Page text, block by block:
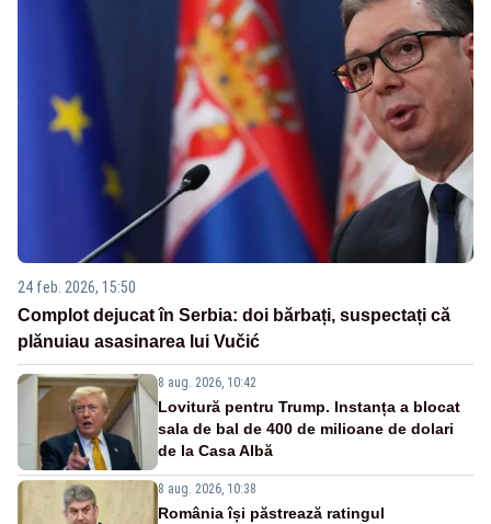
24 feb. 2026, 15:50
Complot dejucat în Serbia: doi bărbați, suspectați că
plănuiau asasinarea lui Vučić
8 aug. 2026, 10:42
Lovitură pentru Trump. Instanța a blocat
sala de bal de 400 de milioane de dolari
de la Casa Albă
8 aug. 2026, 10:38
România își păstrează ratingul